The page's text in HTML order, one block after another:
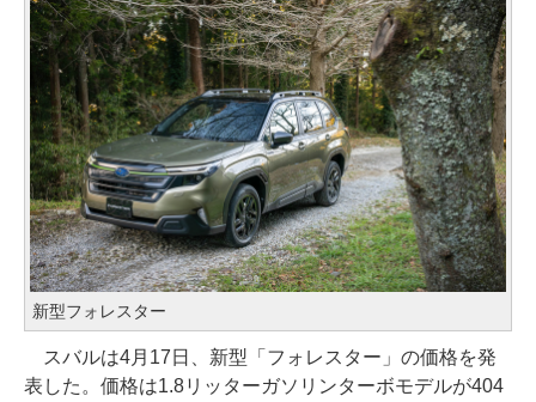
新型フォレスター
スバルは4月17日、新型「フォレスター」の価格を発
表した。価格は1.8リッターガソリンターボモデルが404